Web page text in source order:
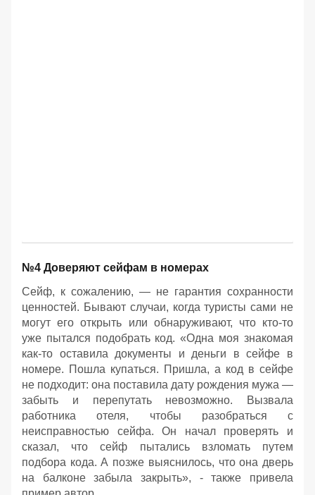
№4 Доверяют сейфам в номерах
Сейф, к сожалению, — не гарантия сохранности
ценностей. Бывают случаи, когда туристы сами не
могут его открыть или обнаруживают, что кто-то
уже пытался подобрать код. «Одна моя знакомая
как-то оставила документы и деньги в сейфе в
номере. Пошла купаться. Пришла, а код в сейфе
не подходит: она поставила дату рождения мужа —
забыть и перепутать невозможно. Вызвала
работника отеля, чтобы разобраться с
неисправностью сейфа. Он начал проверять и
сказал, что сейф пытались взломать путем
подбора кода. А позже выяснилось, что она дверь
на балконе забыла закрыть», - также привела